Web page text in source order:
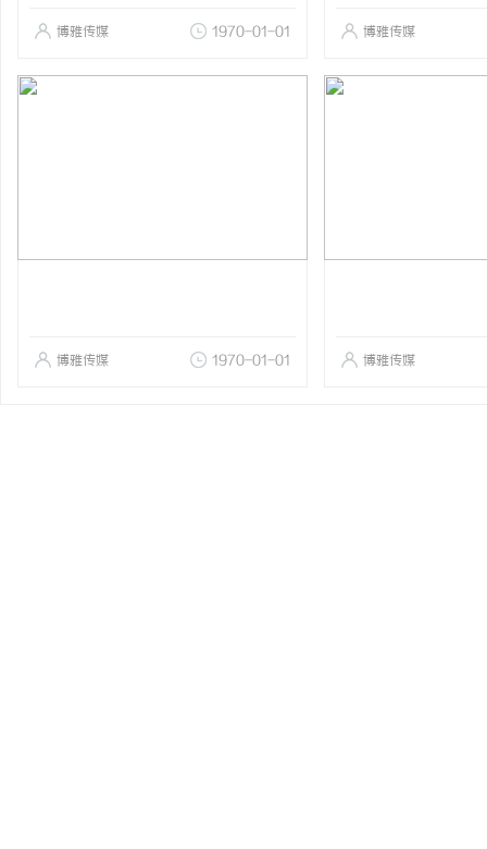
博雅传媒 1970-01-01 博雅传媒
博雅传媒 1970-01-01 博雅传媒